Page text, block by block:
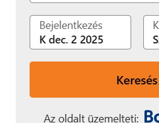
követhetjük nyomon, hanem
köszönhetően láthatjuk a
viszonyított magasságot, a
extrái is megtalálhatóak, mint az
Multimédia